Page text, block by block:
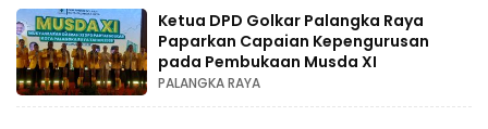
Ketua DPD Golkar Palangka Raya
Paparkan Capaian Kepengurusan
pada Pembukaan Musda XI
PALANGKA RAYA